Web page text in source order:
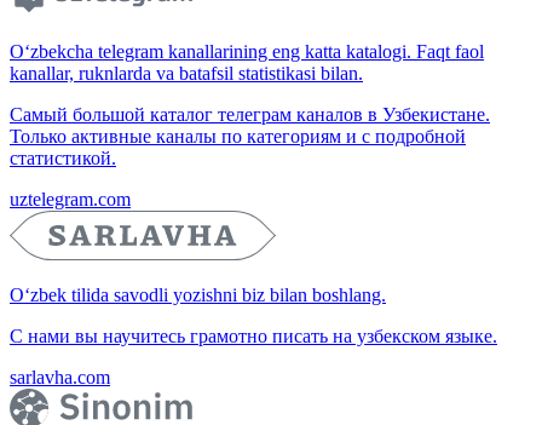
O‘zbekcha telegram kanallarining eng katta katalogi. Faqt faol
kanallar, ruknlarda va batafsil statistikasi bilan.
Самый большой каталог телеграм каналов в Узбекистане.
Только активные каналы по категориям и с подробной
статистикой.
uztelegram.com
O‘zbek tilida savodli yozishni biz bilan boshlang.
С нами вы научитесь грамотно писать на узбекском языке.
sarlavha.com